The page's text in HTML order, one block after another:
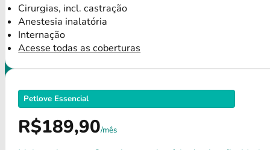
Cirurgias, incl. castração
Anestesia inalatória
Internação
Acesse todas as coberturas
Petlove Essencial
R$189,90/mês